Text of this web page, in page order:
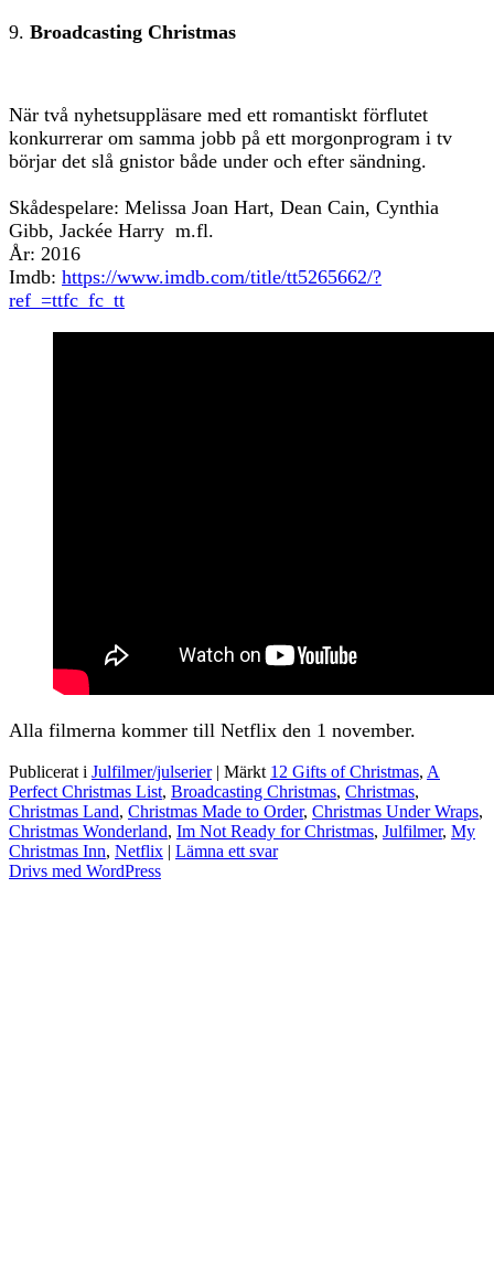
9. Broadcasting Christmas
När två nyhetsuppläsare med ett romantiskt förflutet
konkurrerar om samma jobb på ett morgonprogram i tv
börjar det slå gnistor både under och efter sändning.
Skådespelare: Melissa Joan Hart, Dean Cain, Cynthia
Gibb, Jackée Harry m.fl.
År: 2016
Imdb: https://www.imdb.com/title/tt5265662/?
ref_=ttfc_fc_tt
Alla filmerna kommer till Netflix den 1 november.
Publicerat i Julfilmer/julserier | Märkt 12 Gifts of Christmas, A
Perfect Christmas List, Broadcasting Christmas, Christmas,
Christmas Land, Christmas Made to Order, Christmas Under Wraps,
Christmas Wonderland, Im Not Ready for Christmas, Julfilmer, My
Christmas Inn, Netflix | Lämna ett svar
Drivs med WordPress